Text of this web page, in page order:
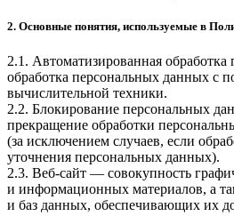
2. Основные понятия, используемые в
2.1. Автоматизированная
обработка персональных данных с
вычислительной техники.
2.2. Блокирование персональных
прекращение обработки
(за исключением случаев, если
уточнения персональных данных).
2.3. Веб-сайт — совокупность
и информационных материалов, а
и баз данных, обеспечивающих их